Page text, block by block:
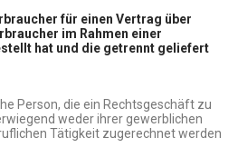
für einen Vertrag über
im Rahmen einer
hat und die getrennt geliefert
Person, die ein Rechtsgeschäft zu
weder ihrer gewerblichen
Tätigkeit zugerechnet werden